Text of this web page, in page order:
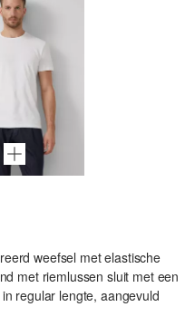
weefsel met elastische
met riemlussen sluit met een
regular lengte, aangevuld